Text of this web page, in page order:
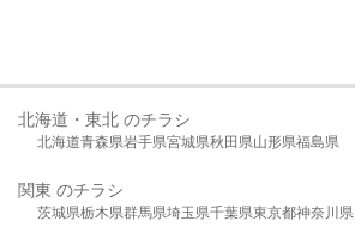
北海道・東北 のチラシ
北海道青森県岩手県宮城県秋田県山形県福島県
関東 のチラシ
茨城県栃木県群馬県埼玉県千葉県東京都神奈川県